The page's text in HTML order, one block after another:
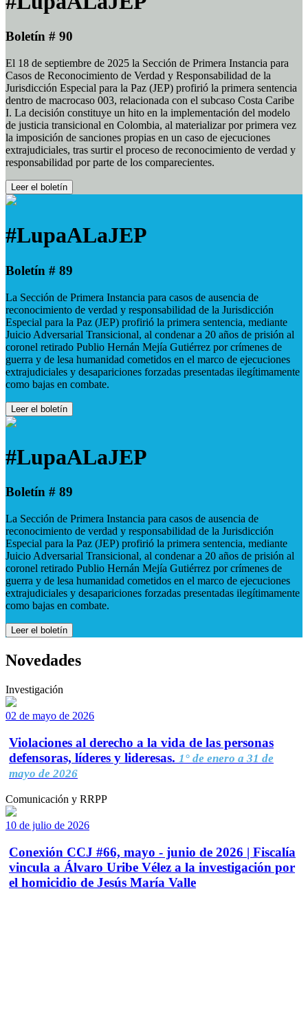
Boletín # 90
El 18 de septiembre de 2025 la Sección de Primera Instancia para
Casos de Reconocimiento de Verdad y Responsabilidad de la
Jurisdicción Especial para la Paz (JEP) profirió la primera sentencia
dentro de macrocaso 003, relacionada con el subcaso Costa Caribe
I. La decisión constituye un hito en la implementación del modelo
de justicia transicional en Colombia, al materializar por primera vez
la imposición de sanciones propias en un caso de ejecuciones
extrajudiciales, tras surtir el proceso de reconocimiento de verdad y
responsabilidad por parte de los comparecientes.
Leer el boletín
#LupaALaJEP
Boletín # 89
La Sección de Primera Instancia para casos de ausencia de
reconocimiento de verdad y responsabilidad de la Jurisdicción
Especial para la Paz (JEP) profirió la primera sentencia, mediante
Juicio Adversarial Transicional, al condenar a 20 años de prisión al
coronel retirado Publio Hernán Mejía Gutiérrez por crímenes de
guerra y de lesa humanidad cometidos en el marco de ejecuciones
extrajudiciales y desapariciones forzadas presentadas ilegítimamente
como bajas en combate.
Leer el boletín
#LupaALaJEP
Boletín # 89
La Sección de Primera Instancia para casos de ausencia de
reconocimiento de verdad y responsabilidad de la Jurisdicción
Especial para la Paz (JEP) profirió la primera sentencia, mediante
Juicio Adversarial Transicional, al condenar a 20 años de prisión al
coronel retirado Publio Hernán Mejía Gutiérrez por crímenes de
guerra y de lesa humanidad cometidos en el marco de ejecuciones
extrajudiciales y desapariciones forzadas presentadas ilegítimamente
como bajas en combate.
Leer el boletín
Novedades
Investigación
02 de mayo de 2026
Violaciones al derecho a la vida de las personas
defensoras, líderes y lideresas. 1° de enero a 31 de
mayo de 2026
Comunicación y RRPP
10 de julio de 2026
Conexión CCJ #66, mayo - junio de 2026 | Fiscalía
vincula a Álvaro Uribe Vélez a la investigación por
el homicidio de Jesús María Valle